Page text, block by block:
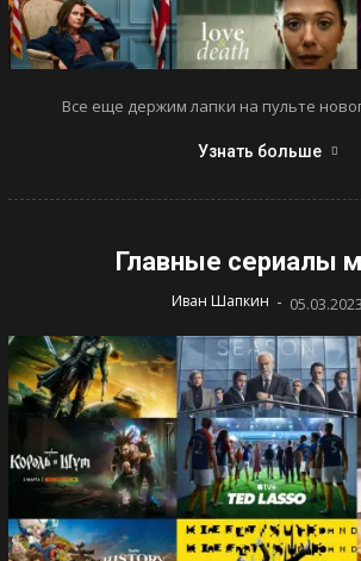
Все еще держим лапки на пульте
Узнать больше
Главные сериалы
Иван Шапкин - 05.03.2023